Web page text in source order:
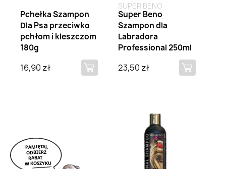
Pchełka Szampon
Dla Psa przeciwko
pchłom i kleszczom
180g
16,90 zł
SUPER BENO
Super Beno
Szampon dla
Labradora
Professional 250ml
23,50 zł